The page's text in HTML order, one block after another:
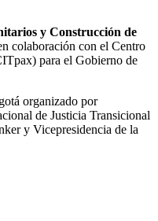
y Construcción de
colaboración con el Centro
para el Gobierno de
organizado por
de Justicia Transicional
y Vicepresidencia de la